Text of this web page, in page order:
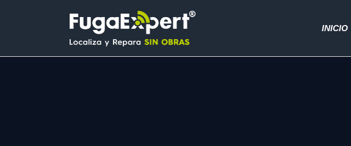
INICIO